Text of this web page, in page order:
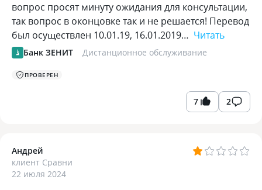
вопрос просят минуту ожидания для консультации,
так вопрос в оконцовке так и не решается! Перевод
был осуществлен 10.01.19, 16.01.2019… Читать
Банк ЗЕНИТ Дистанционное обслуживание
ПРОВЕРЕН
7 2
Андрей
клиент Сравни
22 июля 2024